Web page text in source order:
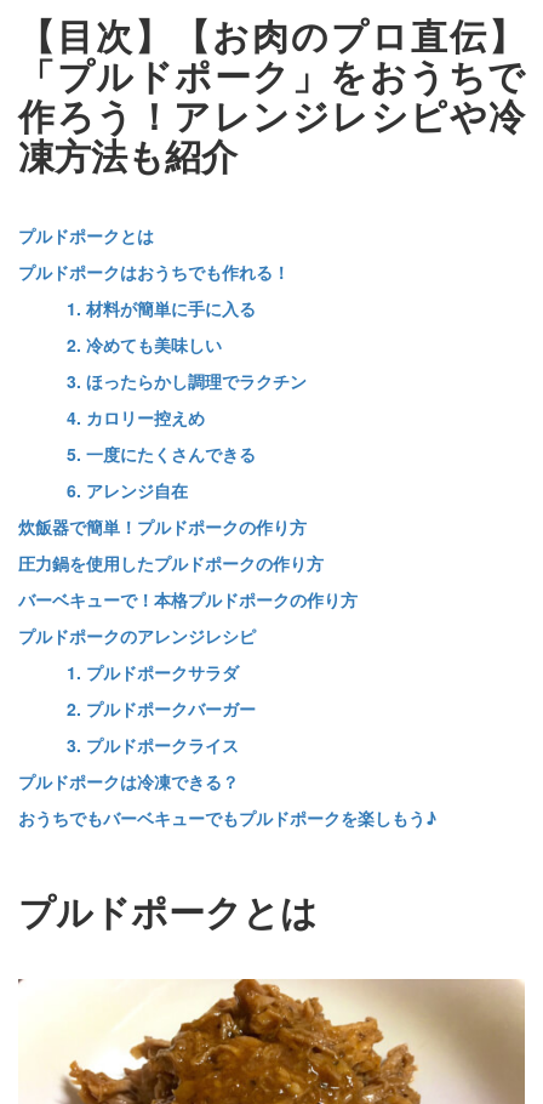
【目次】【お肉のプロ直伝】
「プルドポーク」をおうちで
作ろう！アレンジレシピや冷
凍方法も紹介
プルドポークとは
プルドポークはおうちでも作れる！
1. 材料が簡単に手に入る
2. 冷めても美味しい
3. ほったらかし調理でラクチン
4. カロリー控えめ
5. 一度にたくさんできる
6. アレンジ自在
炊飯器で簡単！プルドポークの作り方
圧力鍋を使用したプルドポークの作り方
バーベキューで！本格プルドポークの作り方
プルドポークのアレンジレシピ
1. プルドポークサラダ
2. プルドポークバーガー
3. プルドポークライス
プルドポークは冷凍できる？
おうちでもバーベキューでもプルドポークを楽しもう♪
プルドポークとは